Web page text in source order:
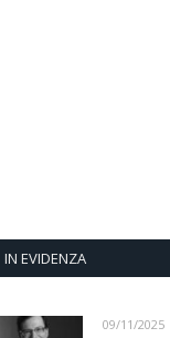
IN EVIDENZA
09/11/2025